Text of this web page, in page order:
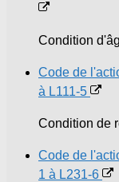
Condition
Code de
à L111-5
Condition de
Code de
1 à L231-6